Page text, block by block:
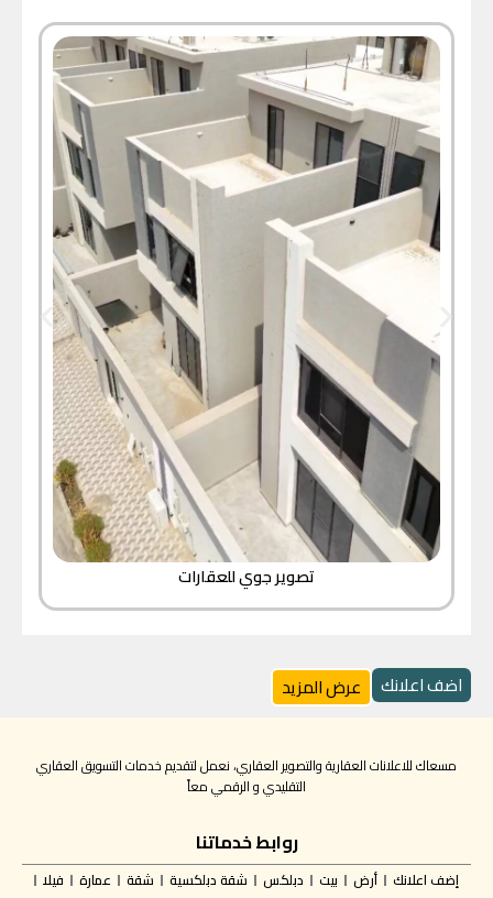
تصوير جوي للعقارات
اضف اعلانك عرض المزيد
مسعاك للاعلانات العقارية والتصوير العقاري، نعمل لتقديم خدمات التسويق العقاري
التقليدي و الرقمي معاً
روابط خدماتنا
إضف اعلانك أرض بيت دبلكس شقة دبلكسية شقة عمارة فيلا